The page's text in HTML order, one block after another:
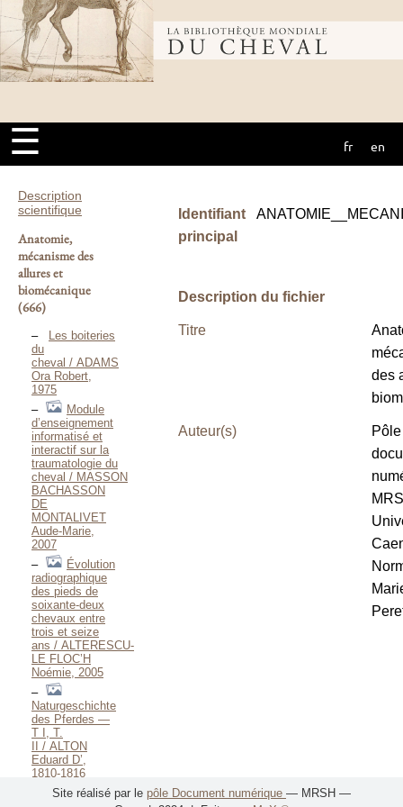
Bibliothèque
mondiale du
cheval
☰ fr en
Description
scientifique
Anatomie,
mécanisme des
allures et
biomécanique
(666)
Les boiteries
du
cheval / ADAMS
Ora Robert,
1975
Module
d’enseignement
informatisé et
interactif sur la
traumatologie du
cheval / MASSON
BACHASSON
DE
MONTALIVET
Aude-Marie,
2007
Évolution
radiographique
des pieds de
soixante-deux
chevaux entre
trois et seize
ans / ALTERESCU-
LE FLOC’H
Noémie, 2005
Naturgeschichte
des Pferdes —
T I, T.
II / ALTON
Eduard D’,
1810-1816
Le pied du
cheval / AMELINEAU
Identifiant
principal
Description du fichier
Titre
des
Auteur(s)
Site réalisé par le pôle Document numérique — MRSH —